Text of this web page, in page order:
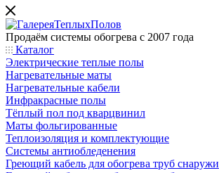
Продаём системы обогрева с 2007 года
Каталог
Электрические теплые полы
Нагревательные маты
Нагревательные кабели
Инфракрасные полы
Тёплый пол под кварцвинил
Маты фольгированные
Теплоизоляция и комплектующие
Системы антиобледенения
Греющий кабель для обогрева труб снаружи